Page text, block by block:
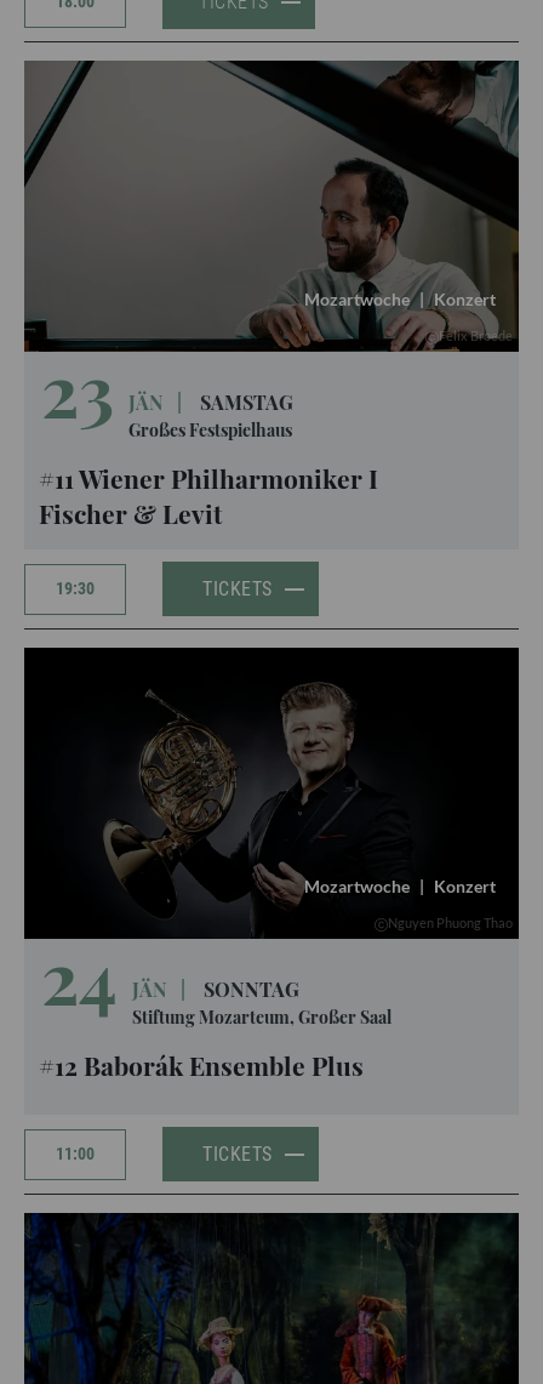
Mozartwoche | Konzert
Felix Broede
23 JÄN SAMSTAG
Großes Festspielhaus
#11 Wiener Philharmoniker I
Fischer & Levit
19:30 TICKETS
Mozartwoche | Konzert
Nguyen Phuong Thao
24 JÄN SONNTAG
Stiftung Mozarteum, Großer Saal
#12 Baborák Ensemble Plus
11:00 TICKETS